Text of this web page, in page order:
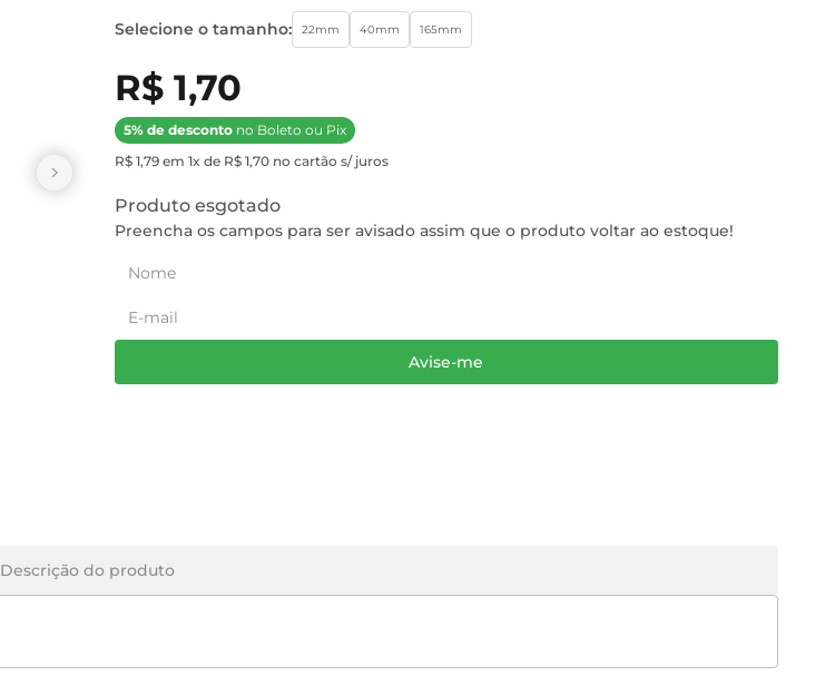
Selecione o tamanho: 22mm 40mm 165mm
R$ 1,70
5% de descontono Boleto ou Pix
R$ 1,79 em 1x de R$ 1,70 no cartão s/ juros
Produto esgotado
Preencha os campos para ser avisado assim que o produto voltar ao estoque!
Avise-me
Descrição do produto